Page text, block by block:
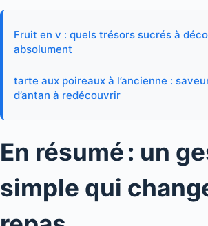
Fruit en v : quels trésors sucrés à
absolument
tarte aux poireaux à l’ancienne :
d’antan à redécouvrir
En résumé : un
simple qui